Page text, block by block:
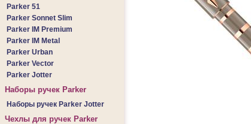
Parker 51
Parker Sonnet Slim
Parker IM Premium
Parker IM Metal
Parker Urban
Parker Vector
Parker Jotter
Наборы ручек Parker
Наборы ручек Parker Jotter
Чехлы для ручек Parker